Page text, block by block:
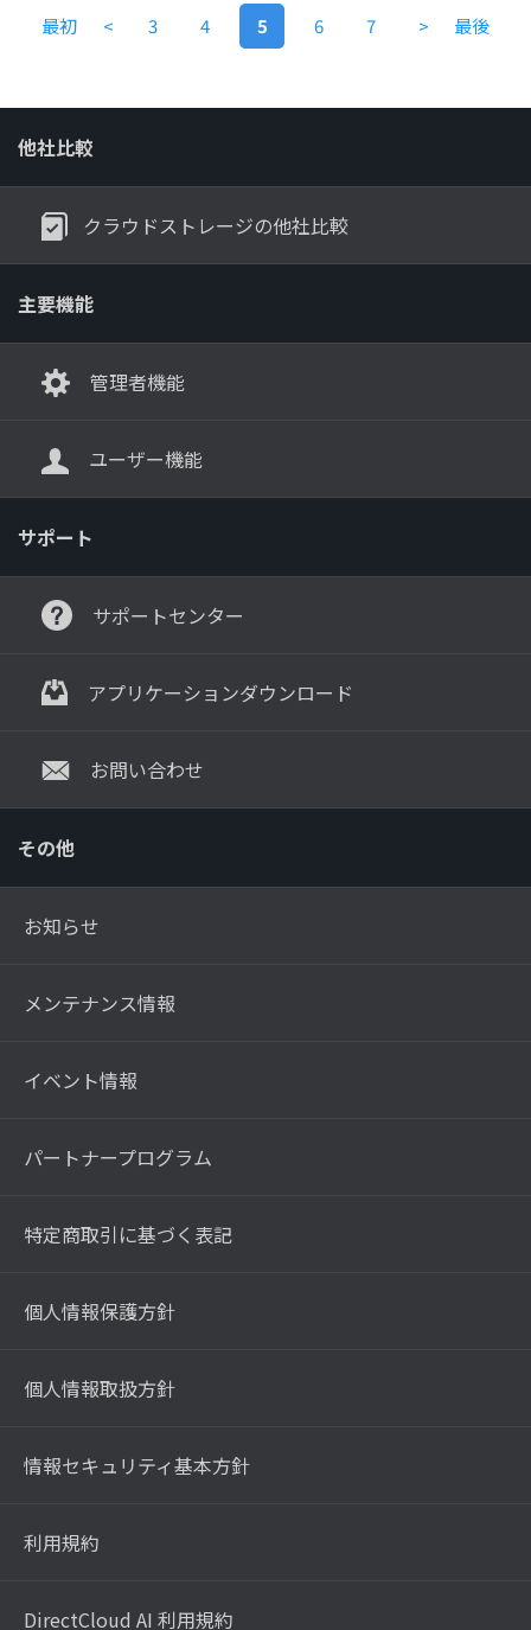
最初 < 3 4 5 6 7 > 最後
他社比較
クラウドストレージの他社比較
主要機能
管理者機能
ユーザー機能
サポート
サポートセンター
アプリケーションダウンロード
お問い合わせ
その他
お知らせ
メンテナンス情報
イベント情報
パートナープログラム
特定商取引に基づく表記
個人情報保護方針
個人情報取扱方針
情報セキュリティ基本方針
利用規約
DirectCloud AI 利用規約